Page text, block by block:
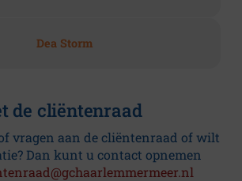
Dea Storm
de cliëntenraad
vragen aan de cliëntenraad of wilt
Dan kunt u contact opnemen